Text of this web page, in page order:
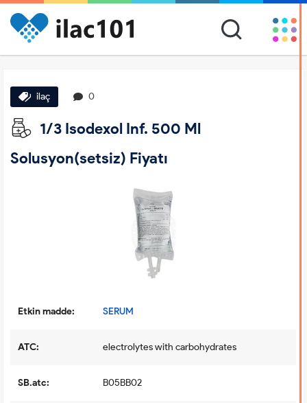
ilaç 0
1/3 Isodexol Inf. 500 Ml
Solusyon(setsiz) Fiyatı
Etkin madde: SERUM
ATC: electrolytes with carbohydrates
SB.atc: B05BB02